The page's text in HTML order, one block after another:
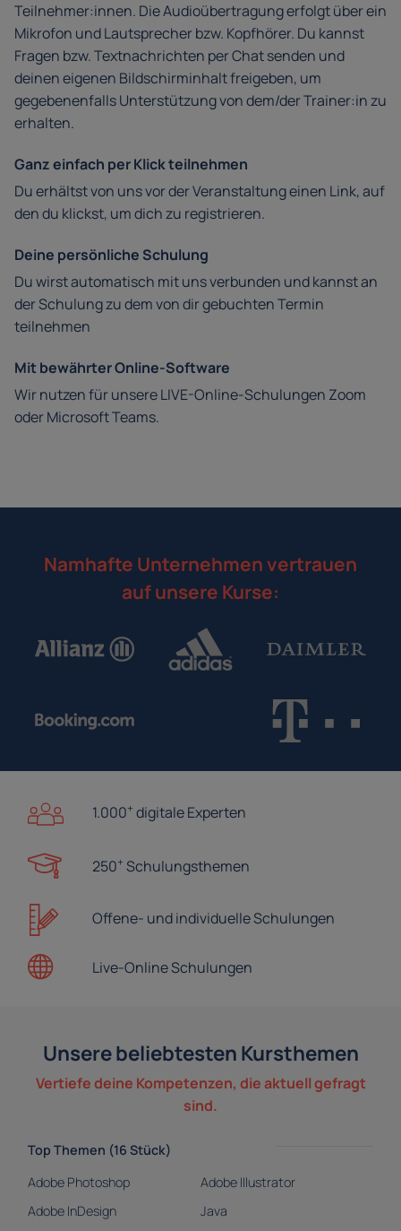
Teilnehmer:innen. Die Audioübertragung erfolgt über ein
Mikrofon und Lautsprecher bzw. Kopfhörer. Du kannst
Fragen bzw. Textnachrichten per Chat senden und
deinen eigenen Bildschirminhalt freigeben, um
gegebenenfalls Unterstützung von dem/der Trainer:in zu
erhalten.
Ganz einfach per Klick teilnehmen
Du erhältst von uns vor der Veranstaltung einen Link, auf
den du klickst, um dich zu registrieren.
Deine persönliche Schulung
Du wirst automatisch mit uns verbunden und kannst an
der Schulung zu dem von dir gebuchten Termin
teilnehmen
Mit bewährter Online-Software
Wir nutzen für unsere LIVE-Online-Schulungen Zoom
oder Microsoft Teams.
Namhafte Unternehmen vertrauen
auf unsere Kurse:
1.000+ digitale Experten
250+ Schulungsthemen
Offene- undindividuelle Schulungen
Live-OnlineSchulungen
Unsere beliebtesten Kursthemen
Vertiefe deine Kompetenzen, die aktuell gefragt
sind.
Top Themen (16 Stück)
Adobe Photoshop
Adobe Illustrator
Adobe InDesign
Java